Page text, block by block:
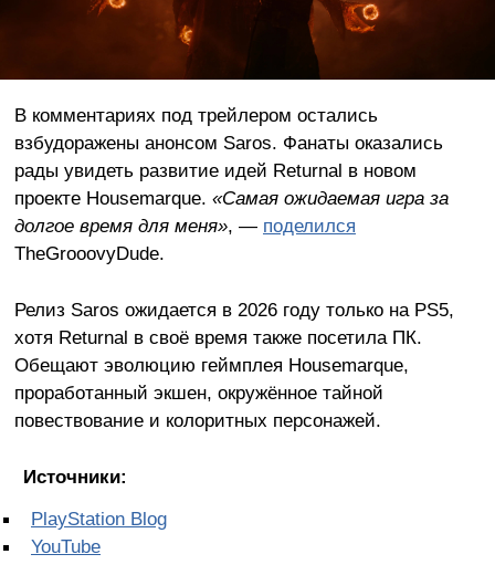
В комментариях под трейлером остались
взбудоражены анонсом Saros. Фанаты оказались
рады увидеть развитие идей Returnal в новом
проекте Housemarque. «Самая ожидаемая игра за
долгое время для меня», — поделился
TheGrooovyDude.
Релиз Saros ожидается в 2026 году только на PS5,
хотя Returnal в своё время также посетила ПК.
Обещают эволюцию геймплея Housemarque,
проработанный экшен, окружённое тайной
повествование и колоритных персонажей.
Источники:
PlayStation Blog
YouTube